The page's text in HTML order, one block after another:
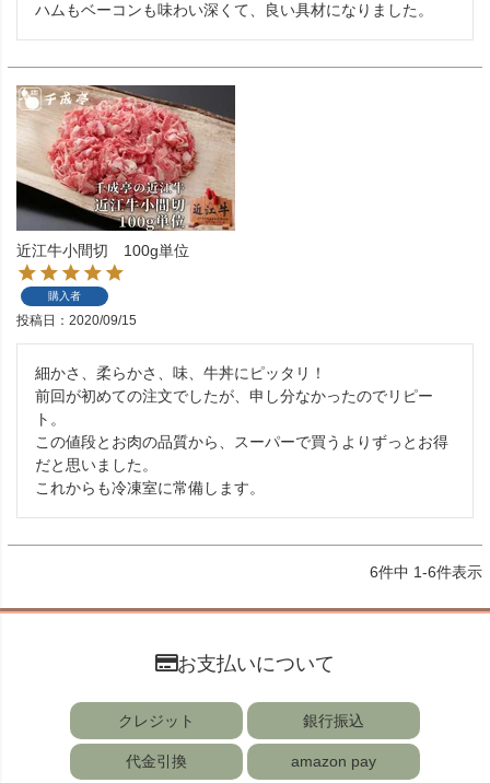
ハムもベーコンも味わい深くて、良い具材になりました。
近江牛小間切 100g単位
購入者
投稿日 2020/09/15
細かさ、柔らかさ、味、牛丼にピッタリ！
前回が初めての注文でしたが、申し分なかったのでリピー
ト。
この値段とお肉の品質から、スーパーで買うよりずっとお得
だと思いました。
6件中 1-6件表示
お支払いについて
クレジット 銀行振込
代金引換 amazon pay